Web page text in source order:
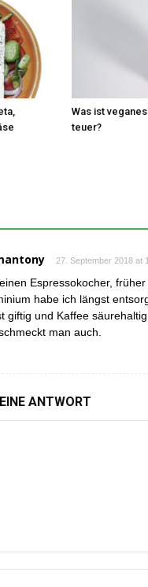
Was ist
teuer?
27. September 2018 at
Espressokocher,
habe ich längst
giftig und Kaffee
man auch.
ANTWORT